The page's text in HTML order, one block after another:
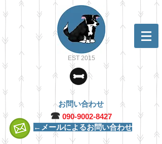
EST 2015
お問い合わせ
☎︎ 090-9002-8427
←メールによるお問い合わせ